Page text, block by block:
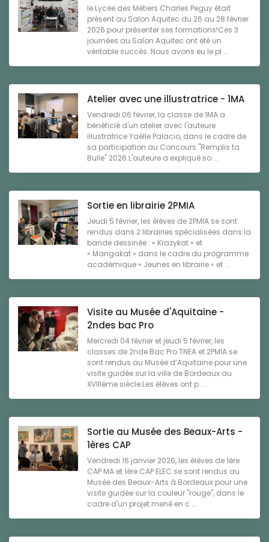
le Lycée des Métiers Charles Peguy était
présent au Salon Aquitec du 26 au 28 février
2026 pour présenter ses formations!Ces 3
journées au Salon Aquitec ont été un
véritable succès. Nous avons eu le pl ...
Atelier avec une illustratrice - 1MA
Vendredi 06 février, la classe de 1MA a
bénéficié d'un atelier avec l'auteure
illustratrice Yaëlle Palacio, dans le cadre de
sa participation au Concours "Remplis ta
Bulle" 2026.L'auteure a expliqué so ...
Sortie en librairie 2PMIA
Jeudi 5 février, les élèves de 2PMIA se sont
rendus dans 2 librairies spécialisées dans la
bande dessinée : « Krazykat » et
« Mangakat » dans le cadre du programme
académique « Jeunes en librairie » et ...
Visite au Musée d'Aquitaine -
2ndes bac Pro
Mercredi 04 février et jeudi 5 février, les
classes de 2nde Bac Pro TNEA et 2PMIA se
sont rendus au Musée d’Aquitaine pour une
visite guidée sur la ville de Bordeaux au
XVIIIème siècle.Les élèves ont p ...
Sortie au Musée des Beaux-Arts -
1ères CAP
Vendredi 16 janvier 2026, les élèves de 1ère
CAP MA et 1ère CAP ELEC se sont rendus au
Musée des Beaux-Arts à Bordeaux pour une
visite guidée sur la couleur "rouge", dans le
cadre d'un projet mené en c ...